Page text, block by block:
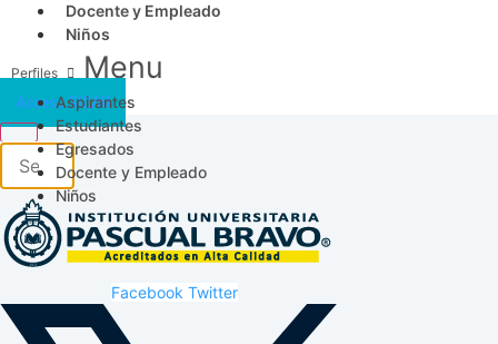
Docente y Empleado
Niños
Menu
Aspirantes
Estudiantes
Egresados
Docente y Empleado
Niños
Acceso SICAU
Facebook Twitter